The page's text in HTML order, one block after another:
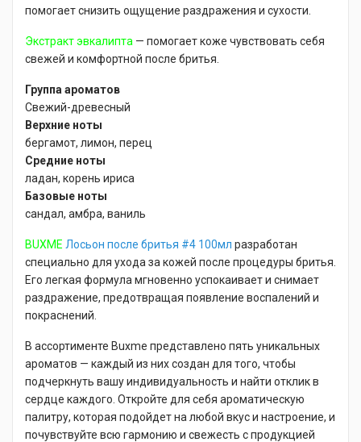
помогает снизить ощущение раздражения и сухости.
Экстракт эвкалипта — помогает коже чувствовать себя
свежей и комфортной после бритья.
Группа ароматов
Свежий-древесный
Верхние ноты
бергамот, лимон, перец
Средние ноты
ладан, корень ириса
Базовые ноты
сандал, амбра, ваниль
BUXME Лосьон после бритья #4 100мл разработан
специально для ухода за кожей после процедуры бритья.
Его легкая формула мгновенно успокаивает и снимает
раздражение, предотвращая появление воспалений и
покраснений.
В ассортименте Buxme представлено пять уникальных
ароматов — каждый из них создан для того, чтобы
подчеркнуть вашу индивидуальность и найти отклик в
сердце каждого. Откройте для себя ароматическую
палитру, которая подойдет на любой вкус и настроение, и
почувствуйте всю гармонию и свежесть с продукцией